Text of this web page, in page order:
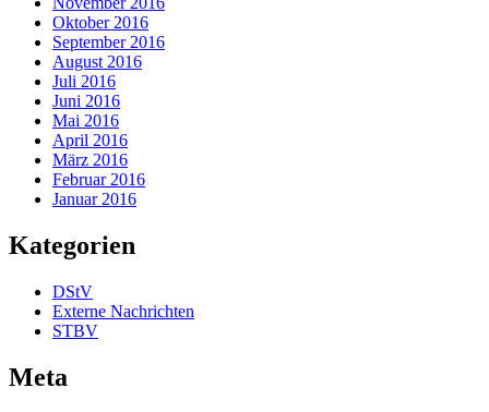
Oktober 2016
September 2016
August 2016
Juli 2016
Juni 2016
Mai 2016
April 2016
März 2016
Februar 2016
Januar 2016
Kategorien
DStV
Externe Nachrichten
STBV
Meta